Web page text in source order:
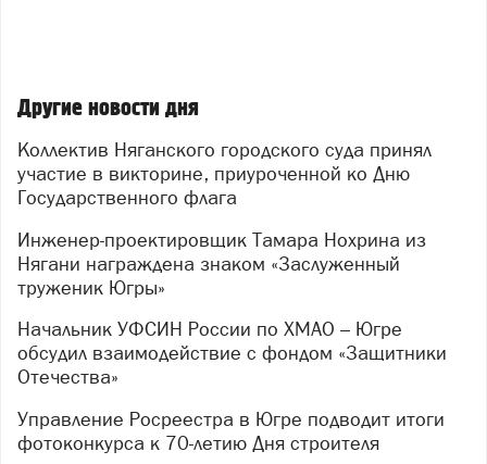
Другие новости дня
Коллектив Няганского городского суда принял
участие в викторине, приуроченной ко Дню
Государственного флага
Инженер-проектировщик Тамара Нохрина из
Нягани награждена знаком «Заслуженный
труженик Югры»
Начальник УФСИН России по ХМАО – Югре
обсудил взаимодействие с фондом «Защитники
Отечества»
Управление Росреестра в Югре подводит итоги
фотоконкурса к 70-летию Дня строителя